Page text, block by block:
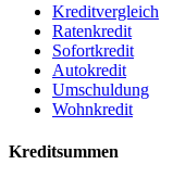
Kreditvergleich
Ratenkredit
Sofortkredit
Autokredit
Umschuldung
Wohnkredit
Kreditsummen